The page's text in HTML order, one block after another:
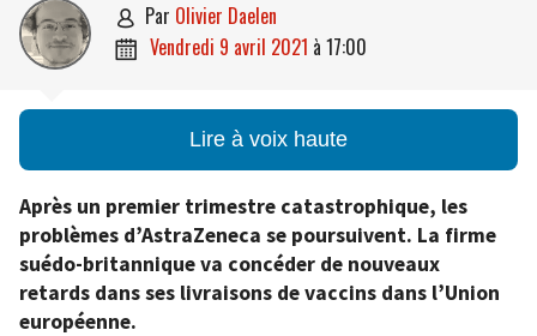
 par Olivier Daelen
 vendredi 9 avril 2021 à 17:00
Lire à voix haute
Après un premier trimestre catastrophique, les
problèmes d’AstraZeneca se poursuivent. La firme
suédo-britannique va concéder de nouveaux
retards dans ses livraisons de vaccins dans l’Union
européenne.